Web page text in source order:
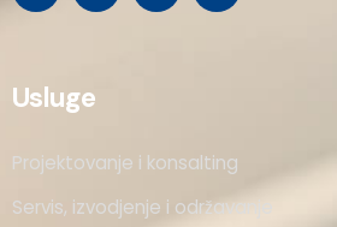
Usluge
Projektovanje i konsalting
Servis, izvodjenje i održavanje